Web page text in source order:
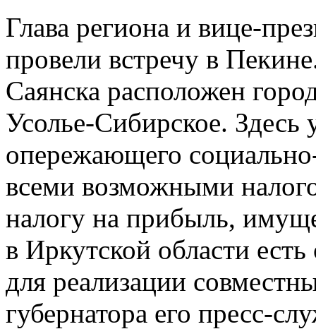
Глава региона и вице-
провели встречу в
Саянска расположен
Усолье-Сибирское. Здесь
опережающего
всеми возможными
налогу на прибыль,
в Иркутской области
для реализации
губернатора его пресс-